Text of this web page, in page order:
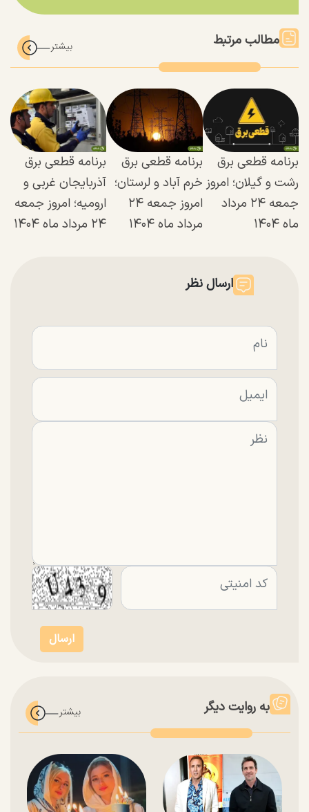
مطالب مرتبط
برنامه قطعی برق
رشت و گیلان؛ امروز
جمعه ۲۴ مرداد
ماه ۱۴۰۴
برنامه قطعی برق
خرم آباد و لرستان؛
امروز جمعه ۲۴
مرداد ماه ۱۴۰۴
برنامه قطعی برق
آذربایجان غربی و
ارومیه؛ امروز جمعه
۲۴ مرداد ماه ۱۴۰۴
ارسال نظر
به روایت دیگر